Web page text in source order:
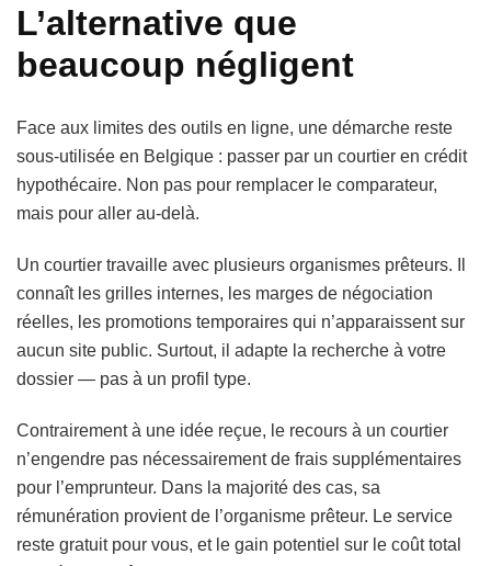
L’alternative que
beaucoup négligent
Face aux limites des outils en ligne, une démarche reste
sous-utilisée en Belgique : passer par un courtier en crédit
hypothécaire. Non pas pour remplacer le comparateur,
mais pour aller au-delà.
Un courtier travaille avec plusieurs organismes prêteurs. Il
connaît les grilles internes, les marges de négociation
réelles, les promotions temporaires qui n’apparaissent sur
aucun site public. Surtout, il adapte la recherche à votre
dossier — pas à un profil type.
Contrairement à une idée reçue, le recours à un courtier
n’engendre pas nécessairement de frais supplémentaires
pour l’emprunteur. Dans la majorité des cas, sa
rémunération provient de l’organisme prêteur. Le service
reste gratuit pour vous, et le gain potentiel sur le coût total